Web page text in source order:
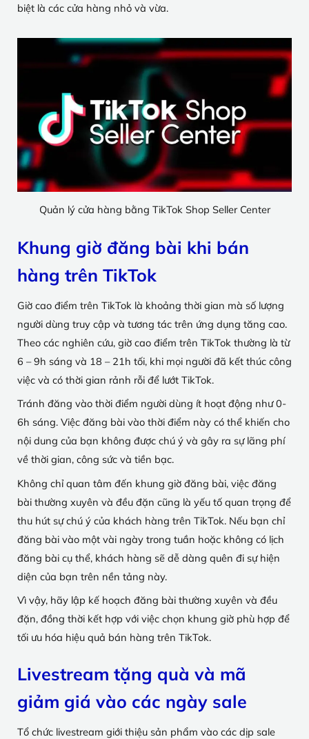
biệt là các cửa hàng nhỏ và vừa.
Quản lý cửa hàng bằng TikTok Shop Seller Center
Khung giờ đăng bài khi bán
hàng trên TikTok
Giờ cao điểm trên TikTok là khoảng thời gian mà số lượng
người dùng truy cập và tương tác trên ứng dụng tăng cao.
Theo các nghiên cứu, giờ cao điểm trên TikTok thường là từ
6 – 9h sáng và 18 – 21h tối, khi mọi người đã kết thúc công
việc và có thời gian rảnh rỗi để lướt TikTok.
Tránh đăng vào thời điểm người dùng ít hoạt động như 0-
6h sáng. Việc đăng bài vào thời điểm này có thể khiến cho
nội dung của bạn không được chú ý và gây ra sự lãng phí
về thời gian, công sức và tiền bạc.
Không chỉ quan tâm đến khung giờ đăng bài, việc đăng
bài thường xuyên và đều đặn cũng là yếu tố quan trọng để
thu hút sự chú ý của khách hàng trên TikTok. Nếu bạn chỉ
đăng bài vào một vài ngày trong tuần hoặc không có lịch
đăng bài cụ thể, khách hàng sẽ dễ dàng quên đi sự hiện
diện của bạn trên nền tảng này.
Vì vậy, hãy lập kế hoạch đăng bài thường xuyên và đều
đặn, đồng thời kết hợp với việc chọn khung giờ phù hợp để
tối ưu hóa hiệu quả bán hàng trên TikTok.
Livestream tặng quà và mã
giảm giá vào các ngày sale
Tổ chức livestream giới thiệu sản phẩm vào các dịp sale